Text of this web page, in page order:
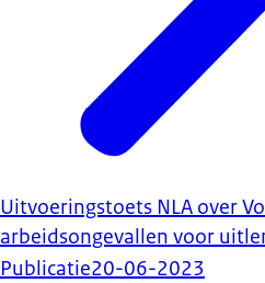
Uitvoeringstoets NLA over
arbeidsongevallen voor
Publicatie20-06-2023